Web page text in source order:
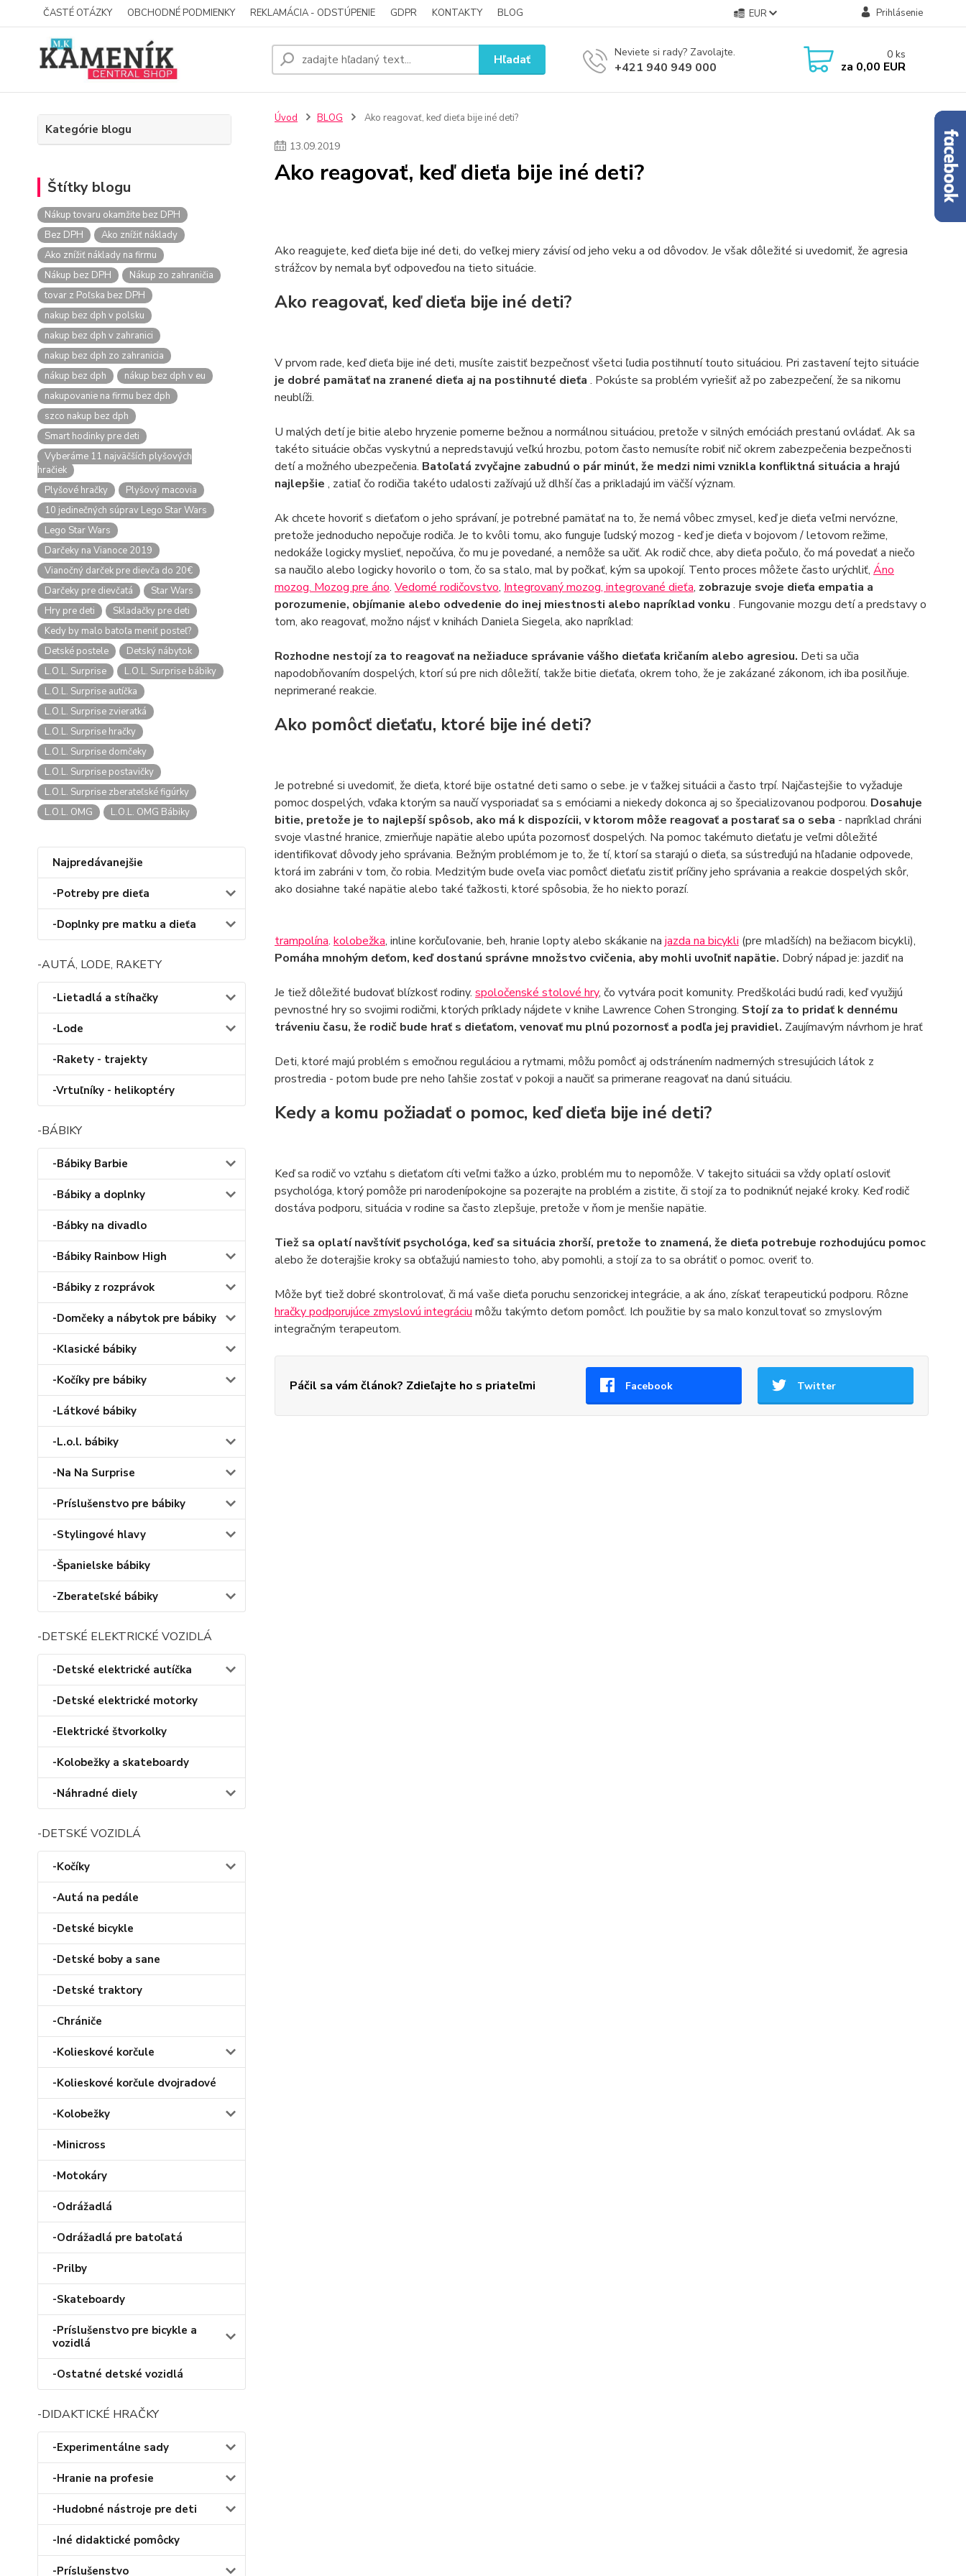
ČASTÉ OTÁZKY OBCHODNÉ PODMIENKY REKLAMÁCIA - ODSTÚPENIE GDPR KONTAKTY BLOG EUR Prihlásenie
Hľadať Neviete si rady? Zavolajte.
+421 940 949 000
0 ks
za 0,00 EUR
Kategórie blogu
Štítky blogu
Nákup tovaru okamžite bez DPH
Bez DPH
Ako znížiť náklady
Ako znížiť náklady na firmu
Nákup bez DPH
Nákup zo zahraničia
tovar z Poľska bez DPH
nakup bez dph v polsku
nakup bez dph v zahranici
nakup bez dph zo zahranicia
nákup bez dph
nákup bez dph v eu
nakupovanie na firmu bez dph
szco nakup bez dph
Smart hodinky pre deti
Vyberáme 11 najväčších plyšových
hračiek
Plyšové hračky
Plyšový macovia
10 jedinečných súprav Lego Star Wars
Lego Star Wars
Darčeky na Vianoce 2019
Vianočný darček pre dievča do 20€
Darčeky pre dievčatá
Star Wars
Hry pre deti
Skladačky pre deti
Kedy by malo batoľa meniť posteľ?
Detské postele
Detský nábytok
L.O.L. Surprise
L.O.L. Surprise bábiky
L.O.L. Surprise autíčka
L.O.L. Surprise zvieratká
L.O.L. Surprise hračky
L.O.L. Surprise domčeky
L.O.L. Surprise postavičky
L.O.L. Surprise zberateľské figúrky
L.O.L. OMG
L.O.L. OMG Bábiky
Najpredávanejšie
-Potreby pre dieťa
-Doplnky pre matku a dieťa
-AUTÁ, LODE, RAKETY
-Lietadlá a stíhačky
-Lode
-Rakety - trajekty
-Vrtuľníky - helikoptéry
-BÁBIKY
-Bábiky Barbie
-Bábiky a doplnky
-Bábky na divadlo
-Bábiky Rainbow High
-Bábiky z rozprávok
-Domčeky a nábytok pre bábiky
-Klasické bábiky
-Kočíky pre bábiky
-Látkové bábiky
-L.o.l. bábiky
-Na Na Surprise
-Príslušenstvo pre bábiky
-Stylingové hlavy
-Španielske bábiky
-Zberateľské bábiky
-DETSKÉ ELEKTRICKÉ VOZIDLÁ
-Detské elektrické autíčka
-Detské elektrické motorky
-Elektrické štvorkolky
-Kolobežky a skateboardy
-Náhradné diely
-DETSKÉ VOZIDLÁ
-Kočíky
-Autá na pedále
-Detské bicykle
-Detské boby a sane
-Detské traktory
-Chrániče
-Kolieskové korčule
-Kolieskové korčule dvojradové
-Kolobežky
-Minicross
-Motokáry
-Odrážadlá
-Odrážadlá pre batoľatá
-Prilby
-Skateboardy
-Príslušenstvo pre bicykle a
vozidlá
-Ostatné detské vozidlá
-DIDAKTICKÉ HRAČKY
-Experimentálne sady
-Hranie na profesie
-Hudobné nástroje pre deti
-Iné didaktické pomôcky
-Príslušenstvo
Úvod BLOG Ako reagovať, keď dieťa bije iné deti?
13.09.2019
Ako reagovať, keď dieťa bije iné deti?
Ako reagujete, keď dieťa bije iné deti, do veľkej miery závisí od jeho veku a od dôvodov. Je však dôležité si uvedomiť, že agresia
strážcov by nemala byť odpoveďou na tieto situácie.
Ako reagovať, keď dieťa bije iné deti?
V prvom rade, keď dieťa bije iné deti, musíte zaistiť bezpečnosť všetci ľudia postihnutí touto situáciou. Pri zastavení tejto situácie
je dobré pamätať na zranené dieťa aj na postihnuté dieťa . Pokúste sa problém vyriešiť až po zabezpečení, že sa nikomu
neublíži.
U malých detí je bitie alebo hryzenie pomerne bežnou a normálnou situáciou, pretože v silných emóciách prestanú ovládať. Ak sa
takéto situácie občas vyskytnú a nepredstavujú veľkú hrozbu, potom často nemusíte robiť nič okrem zabezpečenia bezpečnosti
detí a možného ubezpečenia. Batoľatá zvyčajne zabudnú o pár minút, že medzi nimi vznikla konfliktná situácia a hrajú
najlepšie , zatiaľ čo rodičia takéto udalosti zažívajú už dlhší čas a prikladajú im väčší význam.
Ak chcete hovoriť s dieťaťom o jeho správaní, je potrebné pamätať na to, že nemá vôbec zmysel, keď je dieťa veľmi nervózne,
pretože jednoducho nepočuje rodiča. Je to kvôli tomu, ako funguje ľudský mozog - keď je dieťa v bojovom / letovom režime,
nedokáže logicky myslieť, nepočúva, čo mu je povedané, a nemôže sa učiť. Ak rodič chce, aby dieťa počulo, čo má povedať a niečo
sa naučilo alebo logicky hovorilo o tom, čo sa stalo, mal by počkať, kým sa upokojí. Tento proces môžete často urýchliť, Áno
mozog. Mozog pre áno. Vedomé rodičovstvo, Integrovaný mozog, integrované dieťa, zobrazuje svoje dieťa empatia a
porozumenie, objímanie alebo odvedenie do inej miestnosti alebo napríklad vonku . Fungovanie mozgu detí a predstavy o
tom, ako reagovať, možno nájsť v knihách Daniela Siegela, ako napríklad:
Rozhodne nestojí za to reagovať na nežiaduce správanie vášho dieťaťa kričaním alebo agresiou. Deti sa učia
napodobňovaním dospelých, ktorí sú pre nich dôležití, takže bitie dieťaťa, okrem toho, že je zakázané zákonom, ich iba posilňuje.
neprimerané reakcie.
Ako pomôcť dieťaťu, ktoré bije iné deti?
Je potrebné si uvedomiť, že dieťa, ktoré bije ostatné deti samo o sebe. je v ťažkej situácii a často trpí. Najčastejšie to vyžaduje
pomoc dospelých, vďaka ktorým sa naučí vysporiadať sa s emóciami a niekedy dokonca aj so špecializovanou podporou. Dosahuje
bitie, pretože je to najlepší spôsob, ako má k dispozícii, v ktorom môže reagovať a postarať sa o seba - napríklad chráni
svoje vlastné hranice, zmierňuje napätie alebo upúta pozornosť dospelých. Na pomoc takémuto dieťaťu je veľmi dôležité
identifikovať dôvody jeho správania. Bežným problémom je to, že tí, ktorí sa starajú o dieťa, sa sústreďujú na hľadanie odpovede,
ktorá im zabráni v tom, čo robia. Medzitým bude oveľa viac pomôcť dieťaťu zistiť príčiny jeho správania a reakcie dospelých skôr,
ako dosiahne také napätie alebo také ťažkosti, ktoré spôsobia, že ho niekto porazí.
trampolína. kolobežka, inline korčuľovanie, beh, hranie lopty alebo skákanie na jazda na bicykli (pre mladších) na bežiacom bicykli),
Pomáha mnohým deťom, keď dostanú správne množstvo cvičenia, aby mohli uvoľniť napätie. Dobrý nápad je: jazdiť na
Je tiež dôležité budovať blízkosť rodiny. spoločenské stolové hry, čo vytvára pocit komunity. Predškoláci budú radi, keď využijú
pevnostné hry so svojimi rodičmi, ktorých príklady nájdete v knihe Lawrence Cohen Stronging. Stojí za to pridať k dennému
tráveniu času, že rodič bude hrať s dieťaťom, venovať mu plnú pozornosť a podľa jej pravidiel. Zaujímavým návrhom je hrať
Deti, ktoré majú problém s emočnou reguláciou a rytmami, môžu pomôcť aj odstránením nadmerných stresujúcich látok z
prostredia - potom bude pre neho ľahšie zostať v pokoji a naučiť sa primerane reagovať na danú situáciu.
Kedy a komu požiadať o pomoc, keď dieťa bije iné deti?
Keď sa rodič vo vzťahu s dieťaťom cíti veľmi ťažko a úzko, problém mu to nepomôže. V takejto situácii sa vždy oplatí osloviť
psychológa, ktorý pomôže pri narodenípokojne sa pozerajte na problém a zistite, či stojí za to podniknúť nejaké kroky. Keď rodič
dostáva podporu, situácia v rodine sa často zlepšuje, pretože v ňom je menšie napätie.
Tiež sa oplatí navštíviť psychológa, keď sa situácia zhorší, pretože to znamená, že dieťa potrebuje rozhodujúcu pomoc
alebo že doterajšie kroky sa obťažujú namiesto toho, aby pomohli, a stojí za to sa obrátiť o pomoc. overiť to.
Môže byť tiež dobré skontrolovať, či má vaše dieťa poruchu senzorickej integrácie, a ak áno, získať terapeutickú podporu. Rôzne
hračky podporujúce zmyslovú integráciu môžu takýmto deťom pomôcť. Ich použitie by sa malo konzultovať so zmyslovým
integračným terapeutom.
Páčil sa vám článok? Zdieľajte ho s priateľmi Facebook Twitter